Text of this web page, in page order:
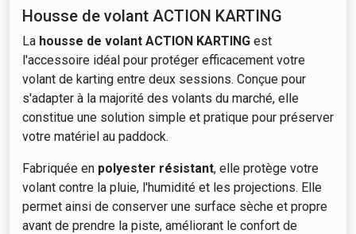
Housse de volant ACTION KARTING
La housse de volant ACTION KARTING est
l'accessoire idéal pour protéger efficacement votre
volant de karting entre deux sessions. Conçue pour
s'adapter à la majorité des volants du marché, elle
constitue une solution simple et pratique pour préserver
votre matériel au paddock.
Fabriquée en polyester résistant, elle protège votre
volant contre la pluie, l'humidité et les projections. Elle
permet ainsi de conserver une surface sèche et propre
avant de prendre la piste, améliorant le confort de